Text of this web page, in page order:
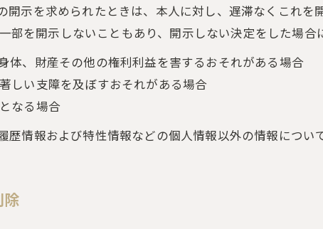
開示を求められたときは、本人に対し、遅滞なくこれ
部を開示しないこともあり、開示しない決定をした場合
体、財産その他の権利利益を害するおそれがある場合
しい支障を及ぼすおそれがある場合
なる場合
歴情報および特性情報などの個人情報以外の情報につい
除